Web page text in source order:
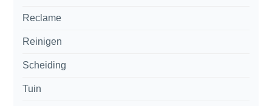
Reclame
Reinigen
Scheiding
Tuin